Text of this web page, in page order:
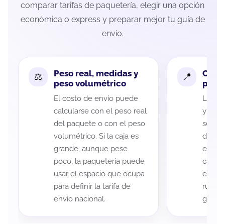
comparar tarifas de paquetería, elegir una opción
económica o express y preparar mejor tu guía de
envío.
Peso real, medidas y
peso volumétrico
El costo de envío puede
calcularse con el peso real
del paquete o con el peso
volumétrico. Si la caja es
grande, aunque pese
poco, la paquetería puede
usar el espacio que ocupa
para definir la tarifa de
envío nacional.
La
y Los
de
cada
es
ruta
guía